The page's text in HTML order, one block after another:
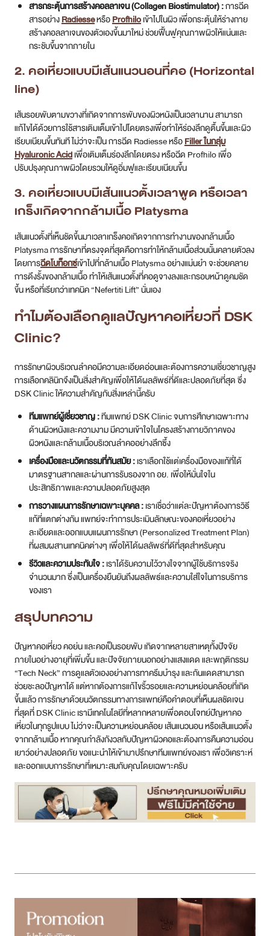
สารกระตุ้นการสร้างคอลลาเจน (Collagen Biostimulator) :การฉีด
สารอย่างRadiesseหรือProfhiloเข้าไปในผิว เพื่อกระตุ้นให้ร่างกาย
สร้างคอลลาเจนของตัวเองขึ้นมาใหม่ ช่วยฟื้นฟูคุณภาพผิวให้แน่นและ
กระชับขึ้นจากภายใน
2. คอเหี่ยวแบบมีเส้นแนวนอนที่คอ (Horizontal
line)
เส้นรอยพับตามขวางที่เกิดจากการพับของผิวหนังเป็นเวลานาน สามารถ
แก้ไขได้ด้วยการใช้สารเติมเต็มเข้าไปโดยตรงเพื่อทำให้ร่องลึกดูตื้นขึ้นและผิว
เรียบเนียนขึ้นทันที ไม่ว่าจะเป็น การฉีด Radiesse หรือFiller ในกลุ่ม
Hyaluronic Acidเพื่อเติมเต็มร่องลึกโดยตรง หรือฉีด Profhilo เพื่อ
ปรับปรุงคุณภาพผิวโดยรวมให้ดูอิ่มฟูและเรียบเนียนขึ้น
3. คอเหี่ยวแบบมีเส้นแนวตั้งเวลาพูด หรือเวลา
เกร็งเกิดจากกล้ามเนื้อ Platysma
เส้นแนวตั้งที่เห็นชัดขึ้นมาเวลาเกร็งคอเกิดจากการทำงานของกล้ามเนื้อ
Platysma การรักษาที่ตรงจุดที่สุดคือการทำให้กล้ามเนื้อส่วนนั้นคลายตัวลง
โดยการฉีดโบท็อกซ์เข้าไปที่กล้ามเนื้อ Platysma อย่างแม่นยำ จะช่วยคลาย
การดึงรั้งของกล้ามเนื้อ ทำให้เส้นแนวตั้งที่คอดูจางลงและกรอบหน้าดูคมชัด
ขึ้น หรือที่เรียกว่าเทคนิค “Nefertiti Lift” นั่นเอง
ทำไมต้องเลือกดูแลปัญหาคอเหี่ยวที่ DSK
Clinic?
การรักษาผิวบริเวณลำคอมีความละเอียดอ่อนและต้องการความเชี่ยวชาญสูง
การเลือกคลินิกจึงเป็นสิ่งสำคัญเพื่อให้ได้ผลลัพธ์ที่ดีและปลอดภัยที่สุด ซึ่ง
DSK Clinic ให้ความสำคัญกับสิ่งเหล่านี้ครับ
ทีมแพทย์ผู้เชี่ยวชาญ :ทีมแพทย์ DSK Clinic จบการศึกษาเฉพาะทาง
ด้านผิวหนังและความงาม มีความเข้าใจในโครงสร้างกายวิภาคของ
ผิวหนังและกล้ามเนื้อบริเวณลำคออย่างลึกซึ้ง
เครื่องมือและนวัตกรรมที่ทันสมัย :เราเลือกใช้แต่เครื่องมือของแท้ที่ได้
มาตรฐานสากลและผ่านการรับรองจาก อย. เพื่อให้มั่นใจใน
ประสิทธิภาพและความปลอดภัยสูงสุด
การวางแผนการรักษาเฉพาะบุคคล :เราเชื่อว่าแต่ละปัญหาต้องการวิธี
แก้ที่แตกต่างกัน แพทย์จะทำการประเมินลักษณะของคอเหี่ยวอย่าง
ละเอียดและออกแบบแผนการรักษา (Personalized Treatment Plan)
ที่ผสมผสานเทคนิคต่างๆ เพื่อให้ได้ผลลัพธ์ที่ดีที่สุดสำหรับคุณ
รีวิวและความประทับใจ :เราได้รับความไว้วางใจจากผู้ใช้บริการจริง
จำนวนมาก ซึ่งเป็นเครื่องยืนยันถึงผลลัพธ์และความใส่ใจในการบริการ
ของเรา
สรุปบทความ
ปัญหาคอเหี่ยว คอย่น และคอเป็นรอยพับ เกิดจากหลายสาเหตุทั้งปัจจัย
ภายในอย่างอายุที่เพิ่มขึ้น และปัจจัยภายนอกอย่างแสงแดด และพฤติกรรม
“Tech Neck” การดูแลตัวเองอย่างการทาครีมบำรุง และกันแดดสามารถ
ช่วยชะลอปัญหาได้ แต่หากต้องการแก้ไขริ้วรอยและความหย่อนคล้อยที่เกิด
ขึ้นแล้ว การรักษาด้วยนวัตกรรมทางการแพทย์คือคำตอบที่เห็นผลชัดเจน
ที่สุดที่ DSK Clinic เรามีเทคโนโลยีที่หลากหลายเพื่อตอบโจทย์ปัญหาคอ
เหี่ยวในทุกรูปแบบ ไม่ว่าจะเป็นความหย่อนคล้อย เส้นแนวนอน หรือเส้นแนวตั้ง
จากกล้ามเนื้อ หากคุณกำลังกังวลกับปัญหาผิวคอและต้องการคืนความอ่อน
เยาว์อย่างปลอดภัย ขอแนะนำให้เข้ามาปรึกษาทีมแพทย์ของเรา เพื่อวิเคราะห์
และออกแบบการรักษาที่เหมาะสมกับคุณโดยเฉพาะครับ